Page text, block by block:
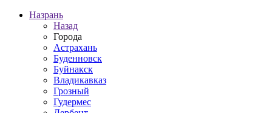
Назрань
Назад
Города
Астрахань
Буденновск
Буйнакск
Владикавказ
Грозный
Гудермес